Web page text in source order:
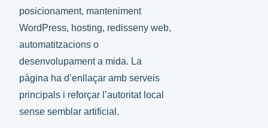
posicionament, manteniment
WordPress, hosting, redisseny web,
automatitzacions o
desenvolupament a mida. La
pàgina ha d’enllaçar amb serveis
principals i reforçar l’autoritat local
sense semblar artificial.